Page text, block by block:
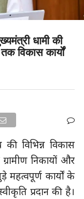
धामी की
विकास कार्यों
की विभिन्न विकास
निकायों और
महत्वपूर्ण कार्यों के
प्रदान की है।